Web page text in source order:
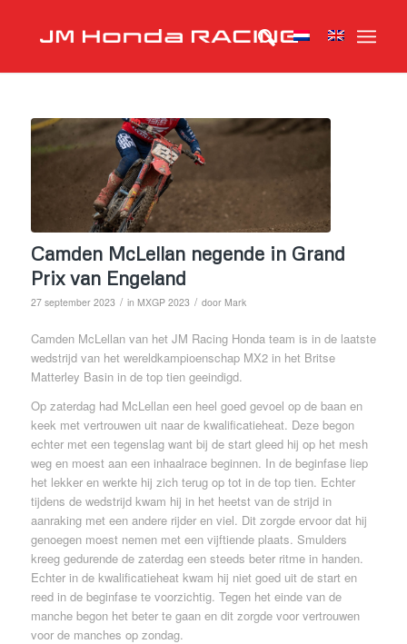
Camden McLellan negende in Grand
Prix van Engeland
27 september 2023 / in MXGP 2023 / door Mark
Camden McLellan van het JM Racing Honda team is in de laatste
wedstrijd van het wereldkampioenschap MX2 in het Britse
Matterley Basin in de top tien geeindigd.
Op zaterdag had McLellan een heel goed gevoel op de baan en
keek met vertrouwen uit naar de kwalificatieheat. Deze begon
echter met een tegenslag want bij de start gleed hij op het mesh
weg en moest aan een inhaalrace beginnen. In de beginfase liep
het lekker en werkte hij zich terug op tot in de top tien. Echter
tijdens de wedstrijd kwam hij in het heetst van de strijd in
aanraking met een andere rijder en viel. Dit zorgde ervoor dat hij
genoegen moest nemen met een vijftiende plaats. Smulders
kreeg gedurende de zaterdag een steeds beter ritme in handen.
Echter in de kwalificatieheat kwam hij niet goed uit de start en
reed in de beginfase te voorzichtig. Tegen het einde van de
manche begon het beter te gaan en dit zorgde voor vertrouwen
voor de manches op zondag.